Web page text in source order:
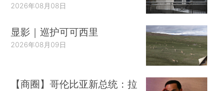
2026年08月08日
显影｜巡护可可西里
2026年08月09日
【商圈】哥伦比亚新总统：拉